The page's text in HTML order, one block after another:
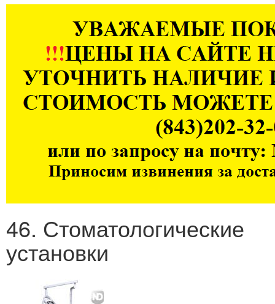
46. Стоматологические
установки